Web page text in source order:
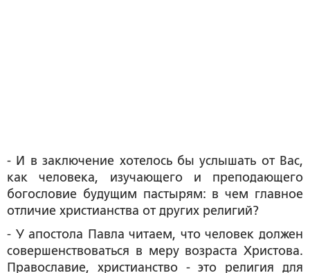
- И в заключение хотелось бы услышать от Вас,
как человека, изучающего и преподающего
богословие будущим пастырям: в чем главное
отличие христианства от других религий?
- У апостола Павла читаем, что человек должен
совершенствоваться в меру возраста Христова.
Православие, христианство - это религия для